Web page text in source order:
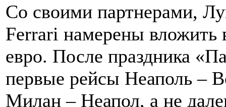
Со своими партнерами,
Ferrari намерены вложить
евро. После праздника
первые рейсы Неаполь –
Милан – Неапол, а не